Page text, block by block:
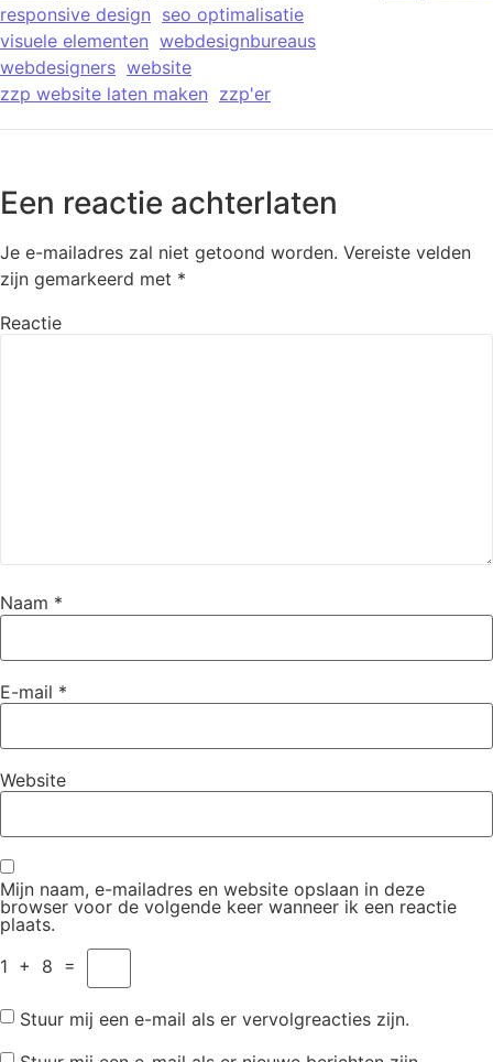
responsive design seo optimalisatie
visuele elementen webdesignbureaus
webdesigners website
zzp website laten maken zzp'er
Een reactie achterlaten
Je e-mailadres zal niet getoond worden. Vereiste velden
zijn gemarkeerd met *
Reactie
Naam *
E-mail *
Website
Mijn naam, e-mailadres en website opslaan in deze
browser voor de volgende keer wanneer ik een reactie
plaats.
1 + 8 =
Stuur mij een e-mail als er vervolgreacties zijn.